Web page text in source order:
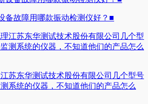
故障用哪款振动检测仪好？■
苏东华测试技术股份有限公司几个型号
系统的仪器，不知道他们的产品怎么